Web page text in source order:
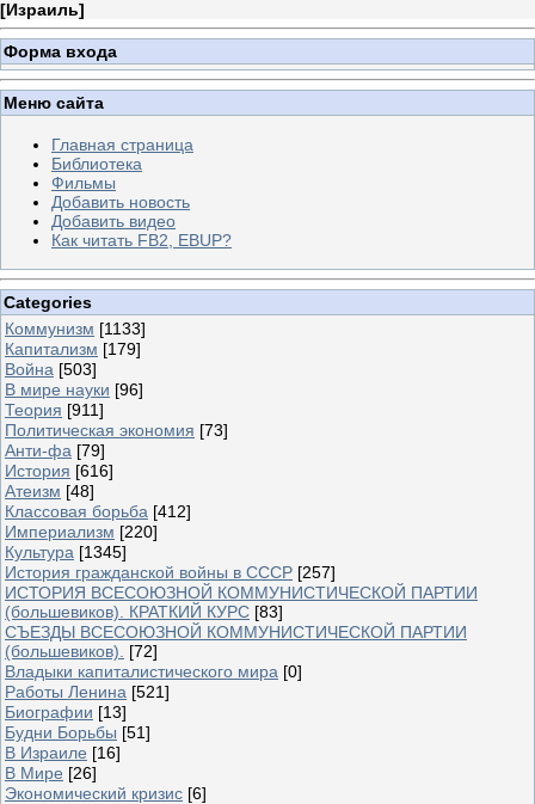
[Израиль]
Форма входа
Меню сайта
Главная страница
Библиотека
Фильмы
Добавить новость
Добавить видео
Как читать FB2, EBUP?
Categories
Коммунизм [1133]
Капитализм [179]
Война [503]
В мире науки [96]
Теория [911]
Политическая экономия [73]
Анти-фа [79]
История [616]
Атеизм [48]
Классовая борьба [412]
Империализм [220]
Культура [1345]
История гражданской войны в СССР [257]
ИСТОРИЯ ВСЕСОЮЗНОЙ КОММУНИСТИЧЕСКОЙ ПАРТИИ
(большевиков). КРАТКИЙ КУРС [83]
СЪЕЗДЫ ВСЕСОЮЗНОЙ КОММУНИСТИЧЕСКОЙ ПАРТИИ
(большевиков).
[72]
Владыки капиталистического мира [0]
Работы Ленина [521]
Биографии [13]
Будни Борьбы [51]
В Израиле [16]
В Мире [26]
Экономический кризис [6]